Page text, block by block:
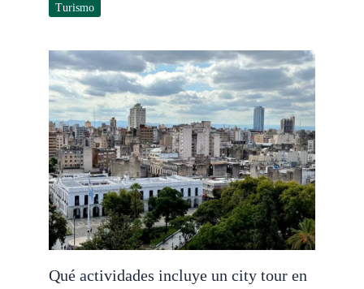
Turismo
Qué actividades incluye un city tour en